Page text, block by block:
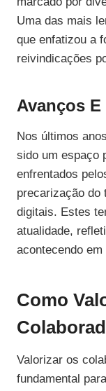
Uma das mais
que enfatizou a
reivindicações
Avanços
Nos últimos
sido um espaço
enfrentados
precarização do
digitais. Estes
atualidade,
acontecendo
Como
Valorizar os
fundamental